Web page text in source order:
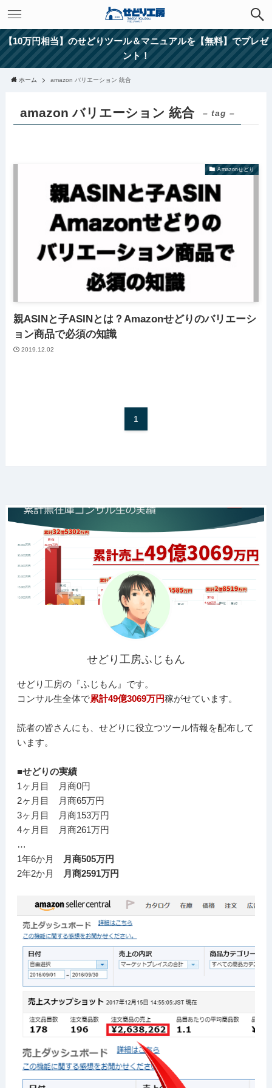
【10万円相当】のせどりツール＆マニュアルを【無料】でプレゼ
ント！
ホーム amazon バリエーション 統合
amazon バリエーション 統合 – tag –
Amazonせどり
親ASINと子ASINとは？Amazonせどりのバリエーシ
ョン商品で必須の知識
2019.12.02
1
せどり工房ふじもん
せどり工房の『ふじもん』です。
コンサル生全体で累計49億3069万円稼がせています。
読者の皆さんにも、せどりに役立つツール情報を配布して
います。
■せどりの実績
1ヶ月目 月商0円
2ヶ月目 月商65万円
3ヶ月目 月商153万円
4ヶ月目 月商261万円
…
1年6か月
月商505万円
2年2か月
月商2591万円